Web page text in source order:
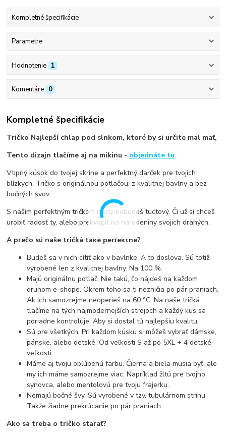
Kompletné špecifikácie
Parametre
Hodnotenie 1
Komentáre 0
Kompletné špecifikácie
Tričko Najlepší chlap pod slnkom, ktoré by si určite mal mať,
Tento dizajn tlačíme aj na mikinu - objednáte tu
Vtipný kúsok do tvojej skrine a perfektný darček pre tvojich
blízkych. Tričko s originálnou potlačou, z kvalitnej bavlny a bez
bočných švov.
S našim perfektným tričkom nikdy nebudeš tuctový. Či už si chceš
urobiť radosť ty, alebo prekvapiť na narodeniny svojich drahých.
A prečo sú naše tričká také perfektné?
Budeš sa v nich cítiť ako v bavlnke. A to doslova. Sú totiž
vyrobené len z kvalitnej bavlny. Na 100 %.
Majú originálnu potlač. Nie takú, čo nájdeš na každom
druhom e-shope. Okrem toho sa ti nezničia po pár praniach.
Ak ich samozrejme neoperieš na 60 °C. Na naše tričká
tlačíme na tých najmodernejších strojoch a každý kus sa
poriadne kontroluje. Aby si dostal tú najlepšiu kvalitu.
Sú pre všetkých. Pri každom kúsku si môžeš vybrať dámske,
pánske, alebo detské. Od veľkosti S až po 5XL + 4 detské
veľkosti.
Máme aj tvoju obľúbenú farbu. Čierna a biela musia byť, ale
my ich máme samozrejme viac. Napríklad žltú pre tvojho
synovca, alebo mentolovú pre tvoju frajerku.
Nemajú bočné švy. Sú vyrobené v tzv. tubulárnom strihu.
Takže žiadne prekrúcanie po pár praniach.
Ako sa treba o tričko starať?